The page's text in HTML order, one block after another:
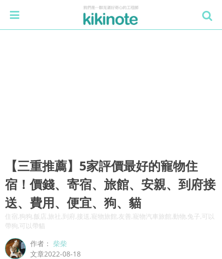
【三重推薦】5家評價最好的寵物住
宿！價錢、寄宿、旅館、安親、到府接
送、費用、便宜、狗、貓
住宿,狗狗,飯店,旅社,到府,接送,寵物旅館,友善,寵物汽車旅館,動物,兔子,可以
帶狗,可以帶貓
作者： 柴柴
文章2022-08-18